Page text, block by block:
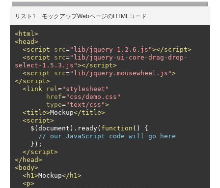
リスト1 モックアップWebページのHTMLコード
<html>
<head>
<script
src="lib/jquery-1.2.6.js"></script>
<script
src="lib/jquery-ui-core-drag-drop-
select-1.5.3.js"></script>
<script
src="lib/jquery.mousewheel.js">
</script>
<link
rel="stylesheet"
href="css/demo.css"
type="text/css">
<title>Mockup</title>
<script>
    $
( document ). ready( function ()
{
// our JavaScript code will go here
});
</script>
</head>
<body>
<h1>Mockup</h1>
<p>